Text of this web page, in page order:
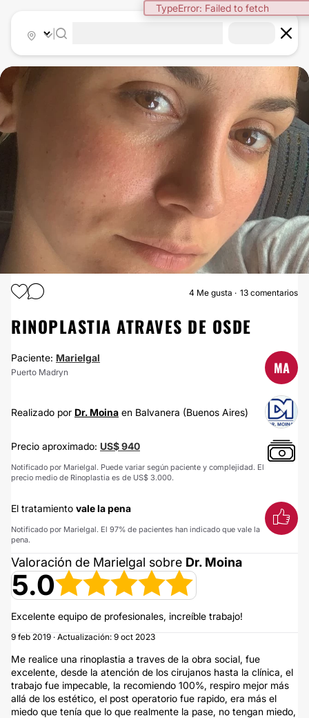
TypeError: Failed to fetch
RINOPLASTIA
4 Me gusta 13 comentarios
RINOPLASTIA ATRAVES DE OSDE
Paciente: Marielgal
Puerto Madryn MA
Realizado por Dr. Moina en Balvanera (Buenos Aires)
Precio aproximado: US$ 940
Notificado por Marielgal. Puede variar según paciente y complejidad. El
precio medio de Rinoplastia es de US$ 3.000.
El tratamiento vale la pena
Notificado por Marielgal. El 97% de pacientes han indicado que vale la
pena.
Valoración de Marielgal sobre Dr. Moina
5.0
Excelente equipo de profesionales, increíble trabajo!
9 feb 2019 · Actualización: 9 oct 2023
Me realice una rinoplastia a traves de la obra social, fue
excelente, desde la atención de los cirujanos hasta la clínica, el
trabajo fue impecable, la recomiendo 100%, respiro mejor más
allá de los estético, el post operatorio fue rapido, era más el
miedo que tenía que lo que realmente la pase, no tengan miedo,